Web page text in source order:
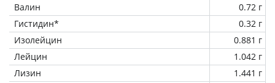
Валин
0.72 г
Гистидин*
0.32 г
Изолейцин
0.881 г
Лейцин
1.042 г
Лизин
1.441 г